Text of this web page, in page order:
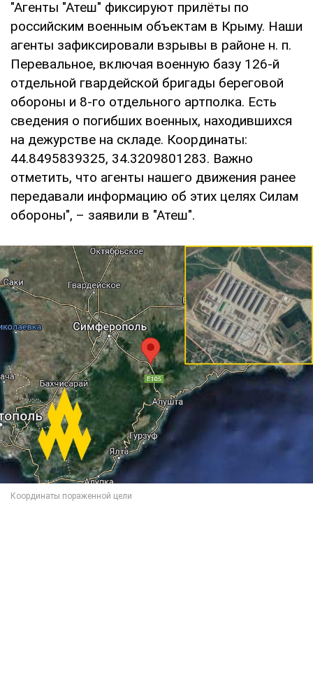
"Агенты "Атеш" фиксируют прилёты по
российским военным объектам в Крыму. Наши
агенты зафиксировали взрывы в районе н. п.
Перевальное, включая военную базу 126-й
отдельной гвардейской бригады береговой
обороны и 8-го отдельного артполка. Есть
сведения о погибших военных, находившихся
на дежурстве на складе. Координаты:
44.8495839325, 34.3209801283. Важно
отметить, что агенты нашего движения ранее
передавали информацию об этих целях Силам
обороны", – заявили в "Атеш".